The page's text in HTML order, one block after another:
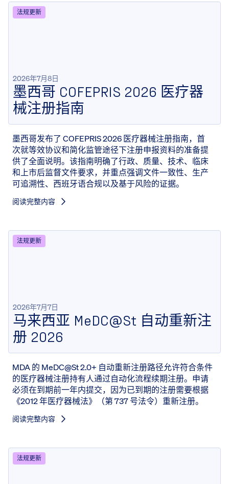
法规更新
2026年7月8日
墨西哥 COFEPRIS 2026 医疗器
械注册指南
墨西哥发布了 COFEPRIS 2026 医疗器械注册指南，首
次就等效协议和简化监管途径下注册申报资料的准备提
供了全面说明。该指南明确了行政、质量、技术、临床
和上市后监督文件要求，并重点强调文件一致性、生产
可追溯性、西班牙语合规以及基于风险的证据。
阅读完整内容
法规更新
2026年7月7日
马来西亚 MeDC@St 自动重新注
册 2026
MDA 的 MeDC@St 2.0+ 自动重新注册路径允许符合条件
的医疗器械注册持有人通过自动化流程续期注册。申请
必须在到期前一年内提交，因为已到期的注册需要根据
《2012 年医疗器械法》（第 737 号法令）重新注册。
阅读完整内容
法规更新